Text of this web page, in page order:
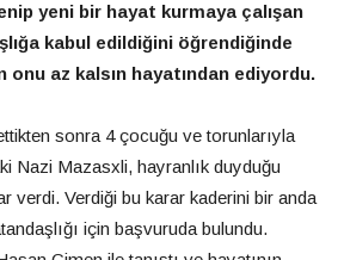
yeni bir hayat kurmaya çalışan
kabul edildiğini öğrendiğinde
onu az kalsın hayatından ediyordu.
sonra 4 çocuğu ve torunlarıyla
Nazi Mazasxli, hayranlık duyduğu
verdi. Verdiği bu karar kaderini bir anda
için başvuruda bulundu.